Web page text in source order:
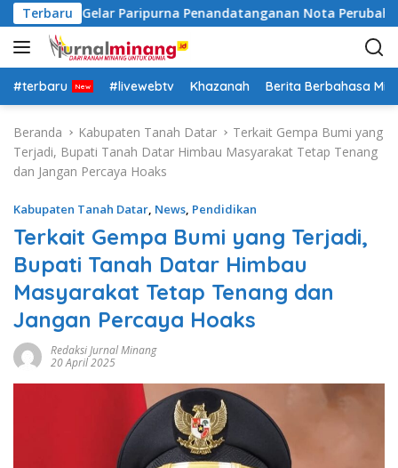
a
g
u
Terbaru
Datar Gelar Paripurna Penandatanganan Nota Perubahan
#terbaru #livewebtv Khazanah Berita Berbahasa
Beranda Kabupaten Tanah Datar
Terkait Gempa Bumi yang
Terjadi, Bupati Tanah Datar Himbau Masyarakat Tetap Tenang
dan Jangan Percaya Hoaks
Kabupaten Tanah Datar, News, Pendidikan
Terkait Gempa Bumi yang Terjadi,
Bupati Tanah Datar Himbau
Masyarakat Tetap Tenang dan
Jangan Percaya Hoaks
Redaksi Jurnal Minang
20 April 2025